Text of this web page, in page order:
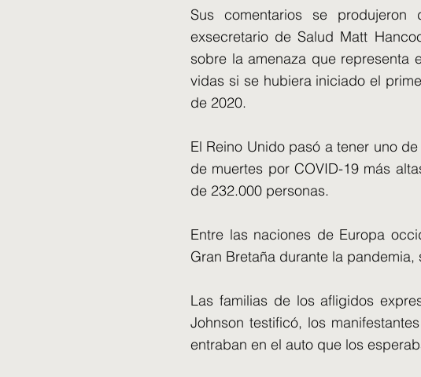
Sus comentarios se
exsecretario de Salud Matt
sobre la amenaza que representa
vidas si se hubiera iniciado el
de 2020.
El Reino Unido pasó a tener uno
de muertes por COVID-19 más
de 232.000 personas.
Entre las naciones de Europa
Gran Bretaña durante la
Las familias de los afligidos
Johnson testificó, los
entraban en el auto que los